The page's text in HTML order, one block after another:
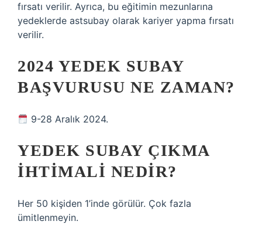
fırsatı verilir. Ayrıca, bu eğitimin mezunlarına
yedeklerde astsubay olarak kariyer yapma fırsatı
verilir.
2024 YEDEK SUBAY
BAŞVURUSU NE ZAMAN?
9-28 Aralık 2024.
YEDEK SUBAY ÇIKMA
IHTIMALI NEDIR?
Her 50 kişiden 1’inde görülür. Çok fazla
ümitlenmeyin.